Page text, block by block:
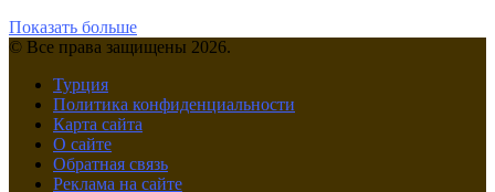
Показать больше
© Все права защищены 2026.
Турция
Политика конфиденциальности
Карта сайта
О сайте
Обратная связь
Реклама на сайте